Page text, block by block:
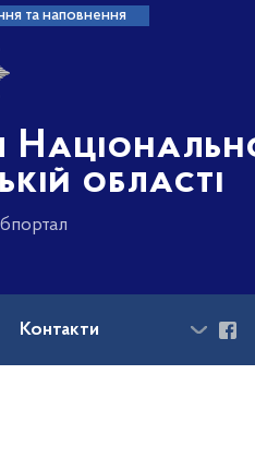
та наповнення
області
Контакти